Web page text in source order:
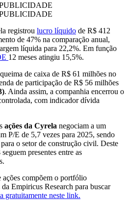
registrou lucro líquido de R$ 412
de 47% na comparação anual,
líquida para 22,2%. Em função
12 meses atingiu 15,5%.
de caixa de R$ 61 milhões no
de participação de R$ 56 milhões
. Ainda assim, a companhia encerrou o
com indicador dívida
ações da Cyrela negociam a um
P/E de 5,7 vezes para 2025, sendo
o setor de construção civil. Deste
seguem presentes entre as
compõem o portfólio
Empiricus Research para buscar
gratuitamente neste link.